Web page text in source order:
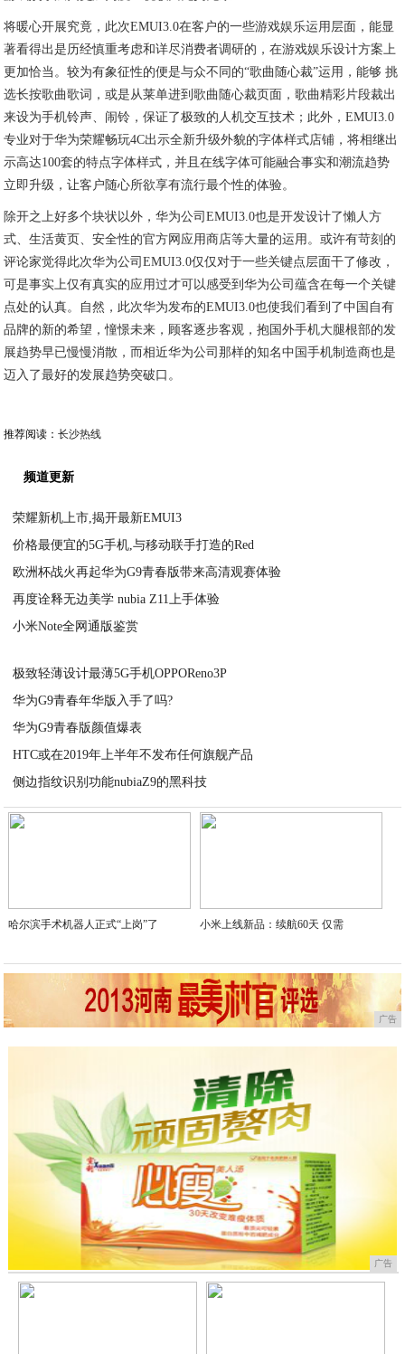
将暖心开展究竟，此次EMUI3.0在客户的一些游戏娱乐运用层面，能显
著看得出是历经慎重考虑和详尽消费者调研的，在游戏娱乐设计方案上
更加恰当。较为有象征性的便是与众不同的“歌曲随心裁”运用，能够 挑
选长按歌曲歌词，或是从莱单进到歌曲随心裁页面，歌曲精彩片段裁出
来设为手机铃声、闹铃，保证了极致的人机交互技术；此外，EMUI3.0
专业对于华为荣耀畅玩4C出示全新升级外貌的字体样式店铺，将相继出
示高达100套的特点字体样式，并且在线字体可能融合事实和潮流趋势
立即升级，让客户随心所欲享有流行最个性的体验。
除开之上好多个块状以外，华为公司EMUI3.0也是开发设计了懶人方
式、生活黄页、安全性的官方网应用商店等大量的运用。或许有苛刻的
评论家觉得此次华为公司EMUI3.0仅仅对于一些关键点层面干了修改，
可是事实上仅有真实的应用过才可以感受到华为公司蕴含在每一个关键
点处的认真。自然，此次华为发布的EMUI3.0也使我们看到了中国自有
品牌的新的希望，憧憬未来，顾客逐步客观，抱国外手机大腿根部的发
展趋势早已慢慢消散，而相近华为公司那样的知名中国手机制造商也是
迈入了最好的发展趋势突破口。
推荐阅读：长沙热线
频道更新
荣耀新机上市,揭开最新EMUI3
价格最便宜的5G手机,与移动联手打造的Red
欧洲杯战火再起华为G9青春版带来高清观赛体验
再度诠释无边美学 nubia Z11上手体验
小米Note全网通版鉴赏
极致轻薄设计最薄5G手机OPPOReno3P
华为G9青春年华版入手了吗?
华为G9青春版颜值爆表
HTC或在2019年上半年不发布任何旗舰产品
侧边指纹识别功能nubiaZ9的黑科技
2020-09-02
哈尔滨手术机器人正式“上岗”了 小米上线新品：续航60天 仅需
广告
广告